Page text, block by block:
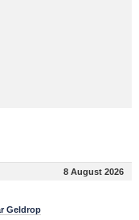
8 August 2026
Geldrop